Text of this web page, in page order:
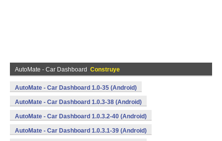
AutoMate - Car Dashboard Construye
AutoMate - Car Dashboard 1.0-35 (Android)
AutoMate - Car Dashboard 1.0.3-38 (Android)
AutoMate - Car Dashboard 1.0.3.2-40 (Android)
AutoMate - Car Dashboard 1.0.3.1-39 (Android)